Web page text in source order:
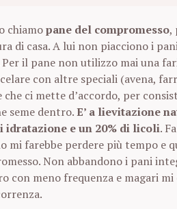
chiamopane del compromesso,
di casa. A lui non piacciono i
Per il pane non utilizzo mai una
con altre speciali (avena,
che ci mette d’accordo, per
seme dentro.E’ a lievitazione
idratazione e un 20% di licoli.
mi farebbe perdere più tempo e
Non abbandono i pani
con meno frequenza e magari